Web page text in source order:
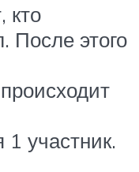
кто
После этого
1 участник.